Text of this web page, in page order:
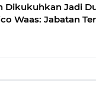
Dikukuhkan Jadi
Waas: Jabatan